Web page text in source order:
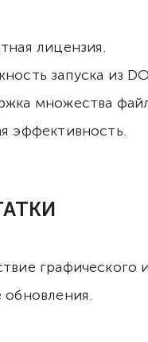
лицензия.
запуска из
множества
эффективность.
графического
обновления.